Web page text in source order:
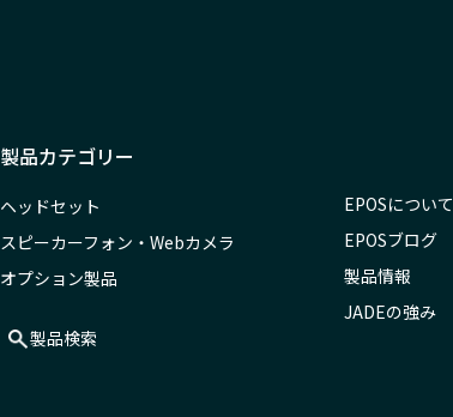
製品カテゴリー
ヘッドセット
スピーカーフォン・Webカメラ
オプション製品
製品検索
EPOSについて
EPOSブログ
製品情報
JADEの強み